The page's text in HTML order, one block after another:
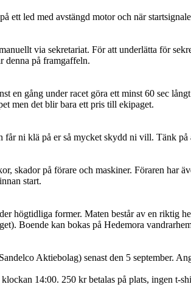
ett led med avstängd motor och när
via sekretariat. För att underlätta för
denna på framgaffeln.
en gång under racet göra ett minst 60 sec
men det blir bara ett pris till ekipaget.
får ni klä på er så mycket skydd ni vill. Tänk
skador på förare och maskiner. Föraren har
start.
högtidliga former. Maten består av en
Boende kan bokas på Hedemora
Aktiebolag) senast den 5 september.
14:00. 250 kr betalas på plats, ingen t-